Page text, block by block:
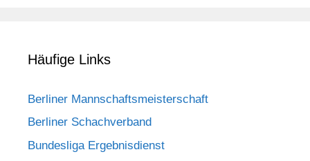
Häufige Links
Berliner Mannschaftsmeisterschaft
Berliner Schachverband
Bundesliga Ergebnisdienst